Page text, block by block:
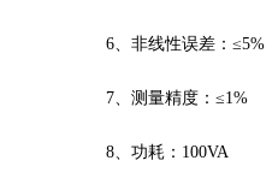
6、非线性误差：≤5%
7、测量精度：≤1%
8、功耗：100VA